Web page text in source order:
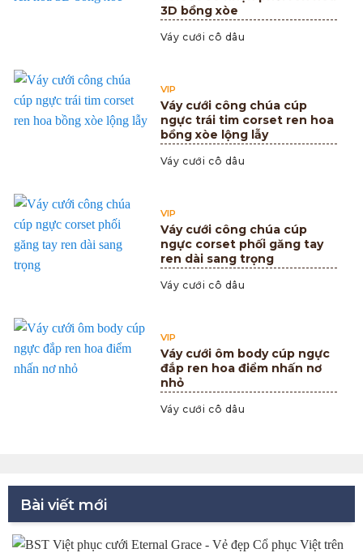
3D bồng xòe
Váy cưới cô dâu
VIP
Váy cưới công chúa cúp
ngực trái tim corset ren hoa
bồng xòe lộng lẫy
Váy cưới cô dâu
VIP
Váy cưới công chúa cúp
ngực corset phối găng tay
ren dài sang trọng
Váy cưới cô dâu
VIP
Váy cưới ôm body cúp ngực
đắp ren hoa điểm nhấn nơ
nhỏ
Váy cưới cô dâu
Bài viết mới